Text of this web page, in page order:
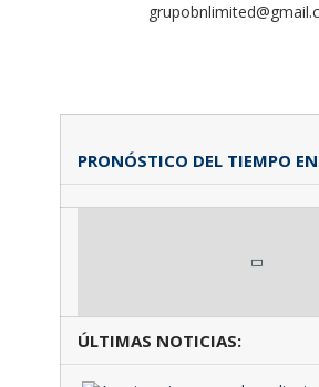
PRONÓSTICO DEL TIEMPO
ÚLTIMAS NOTICIAS: